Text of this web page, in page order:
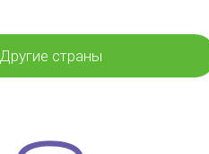
Другие страны